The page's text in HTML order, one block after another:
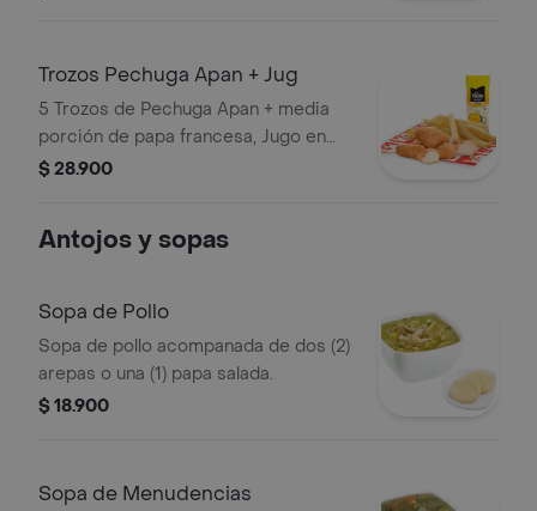
Trozos Pechuga Apan + Jug
5 Trozos de Pechuga Apan + media
porción de papa francesa, Jugo en
caja o coca cola, 1 juguete de
$ 28.900
Antojos y sopas
Sopa de Pollo
Sopa de pollo acompanada de dos (2)
arepas o una (1) papa salada.
$ 18.900
Sopa de Menudencias